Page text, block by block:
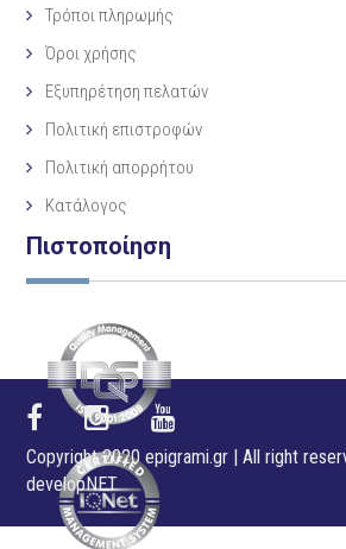
Τρόποι πληρωμής
Όροι χρήσης
Εξυπηρέτηση πελατών
Πολιτική επιστροφών
Πολιτική απορρήτου
Κατάλογος
Πιστοποίηση
Copyright 2020 epigrami.gr | All right
developNET